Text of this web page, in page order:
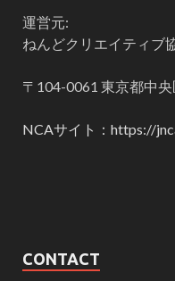
運営元:
ねんどクリエイティブ
〒104-0061 東京都中
NCAサイト：https://
CONTACT